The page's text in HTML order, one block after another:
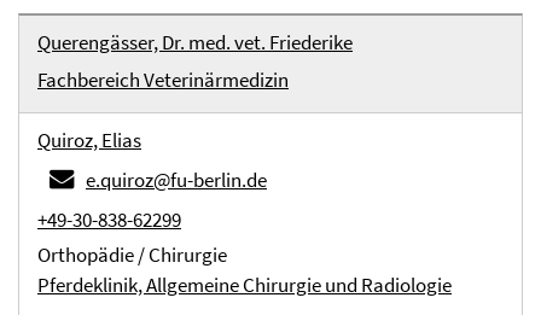
Querengässer, Dr. med. vet. Friederike
Fachbereich Veterinärmedizin
Quiroz, Elias
e.quiroz@fu-berlin.de
+49-30-838-62299
Orthopädie / Chirurgie
Pferdeklinik, Allgemeine Chirurgie und Radiologie